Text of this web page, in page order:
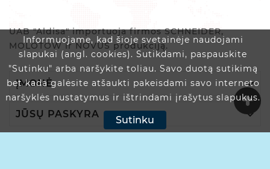
Informuojame, kad šioje svetainėje naudojami
slapukai (angl. cookies). Sutikdami, paspauskite
"Sutinku" arba naršykite toliau. Savo duotą sutikimą
bet kada galėsite atšaukti pakeisdami savo interneto
naršyklės nustatymus ir ištrindami įrašytus slapukus.
Sutinku
UAB "Aldisa" importuoja firmos SCHNEIDER,
MOLOTOW ir NOVUS produkciją.
ĮMONĖ 
JŪSŲ PASKYRA 